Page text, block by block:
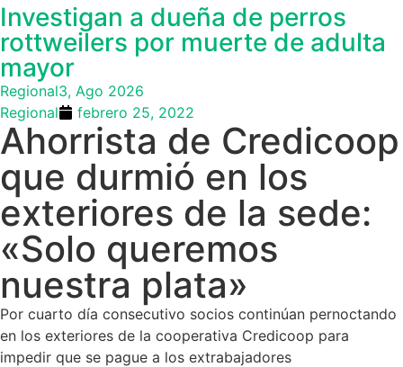
Investigan a dueña de perros
rottweilers por muerte de adulta
mayor
Regional3, Ago 2026
Regional
febrero 25, 2022
Ahorrista de Credicoop
que durmió en los
exteriores de la sede:
«Solo queremos
nuestra plata»
Por cuarto día consecutivo socios continúan pernoctando
en los exteriores de la cooperativa Credicoop para
impedir que se pague a los extrabajadores